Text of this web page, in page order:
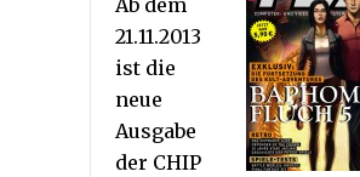
Ab dem
21.11.2013
ist die
neue
Ausgabe
der CHIP